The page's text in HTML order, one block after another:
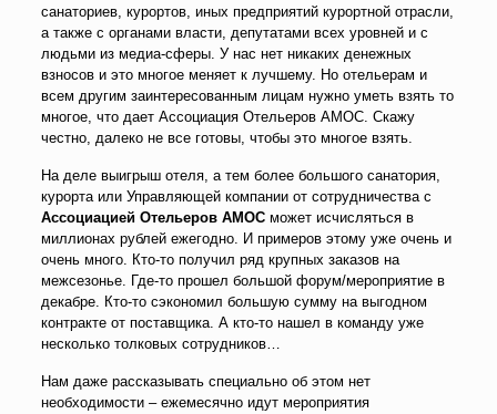
санаториев, курортов, иных предприятий курортной отрасли,
а также с органами власти, депутатами всех уровней и с
людьми из медиа-сферы. У нас нет никаких денежных
взносов и это многое меняет к лучшему. Но отельерам и
всем другим заинтересованным лицам нужно уметь взять то
многое, что дает Ассоциация Отельеров АМОС. Скажу
честно, далеко не все готовы, чтобы это многое взять.
На деле выигрыш отеля, а тем более большого санатория,
курорта или Управляющей компании от сотрудничества с
Ассоциацией Отельеров АМОСможет исчисляться в
миллионах рублей ежегодно. И примеров этому уже очень и
очень много. Кто-то получил ряд крупных заказов на
межсезонье. Где-то прошел большой форум/мероприятие в
декабре. Кто-то сэкономил большую сумму на выгодном
контракте от поставщика. А кто-то нашел в команду уже
несколько толковых сотрудников…
Нам даже рассказывать специально об этом нет
необходимости – ежемесячно идут мероприятия